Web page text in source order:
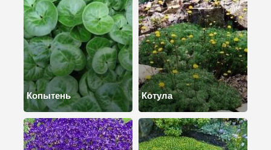
Копытень Котула